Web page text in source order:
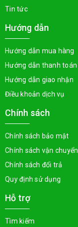
Tin tức
Hướng dẫn
Hướng dẫn mua hàng
Hướng dẫn thanh toán
Hướng dẫn giao nhận
Điều khoản dịch vụ
Chính sách
Chính sách bảo mật
Chính sách vận chuyển
Chính sách đổi trả
Quy định sử dụng
Hỗ trợ
Tìm kiếm